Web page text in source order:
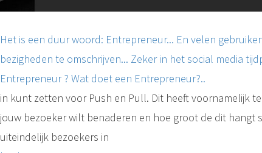
Het is een duur woord: Entrepreneur... En velen
bezigheden te omschrijven... Zeker in het social media
Entrepreneur ? Wat doet een Entrepreneur?..
in kunt zetten voor Push en Pull. Dit heeft voornamelijk
jouw bezoeker wilt benaderen en hoe groot de dit hangt
uiteindelijk bezoekers in